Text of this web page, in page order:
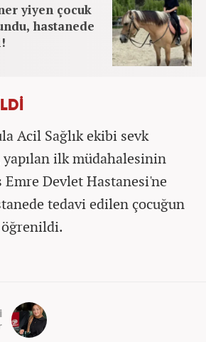
yiyen çocuk
hastanede
Acil Sağlık ekibi sevk
ilk müdahalesinin
Emre Devlet Hastanesi'ne
tedavi edilen çocuğun